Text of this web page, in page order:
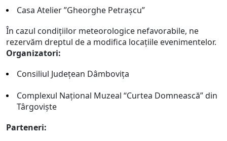
Casa Atelier ”Gheorghe Petraşcu”
În cazul condiţiilor meteorologice nefavorabile, ne
rezervăm dreptul de a modifica locaţiile evenimentelor.
Organizatori:
Consiliul Judeţean Dâmboviţa
Complexul Naţional Muzeal “Curtea Domnească” din
Târgovişte
Parteneri: